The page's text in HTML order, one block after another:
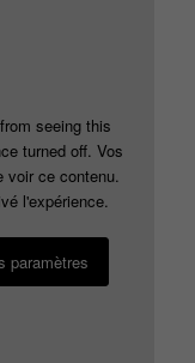
seeing this
turned off. Vos
voir ce contenu.
l'expérience.
paramètres